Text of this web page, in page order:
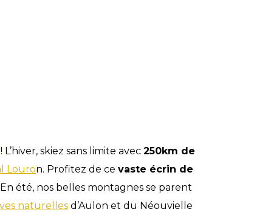
L’hiver, skiez sans limite avec 250km de
Louron. Profitez de ce vaste écrin de
été, nos belles montagnes se parent
naturelles d’Aulon et du Néouvielle